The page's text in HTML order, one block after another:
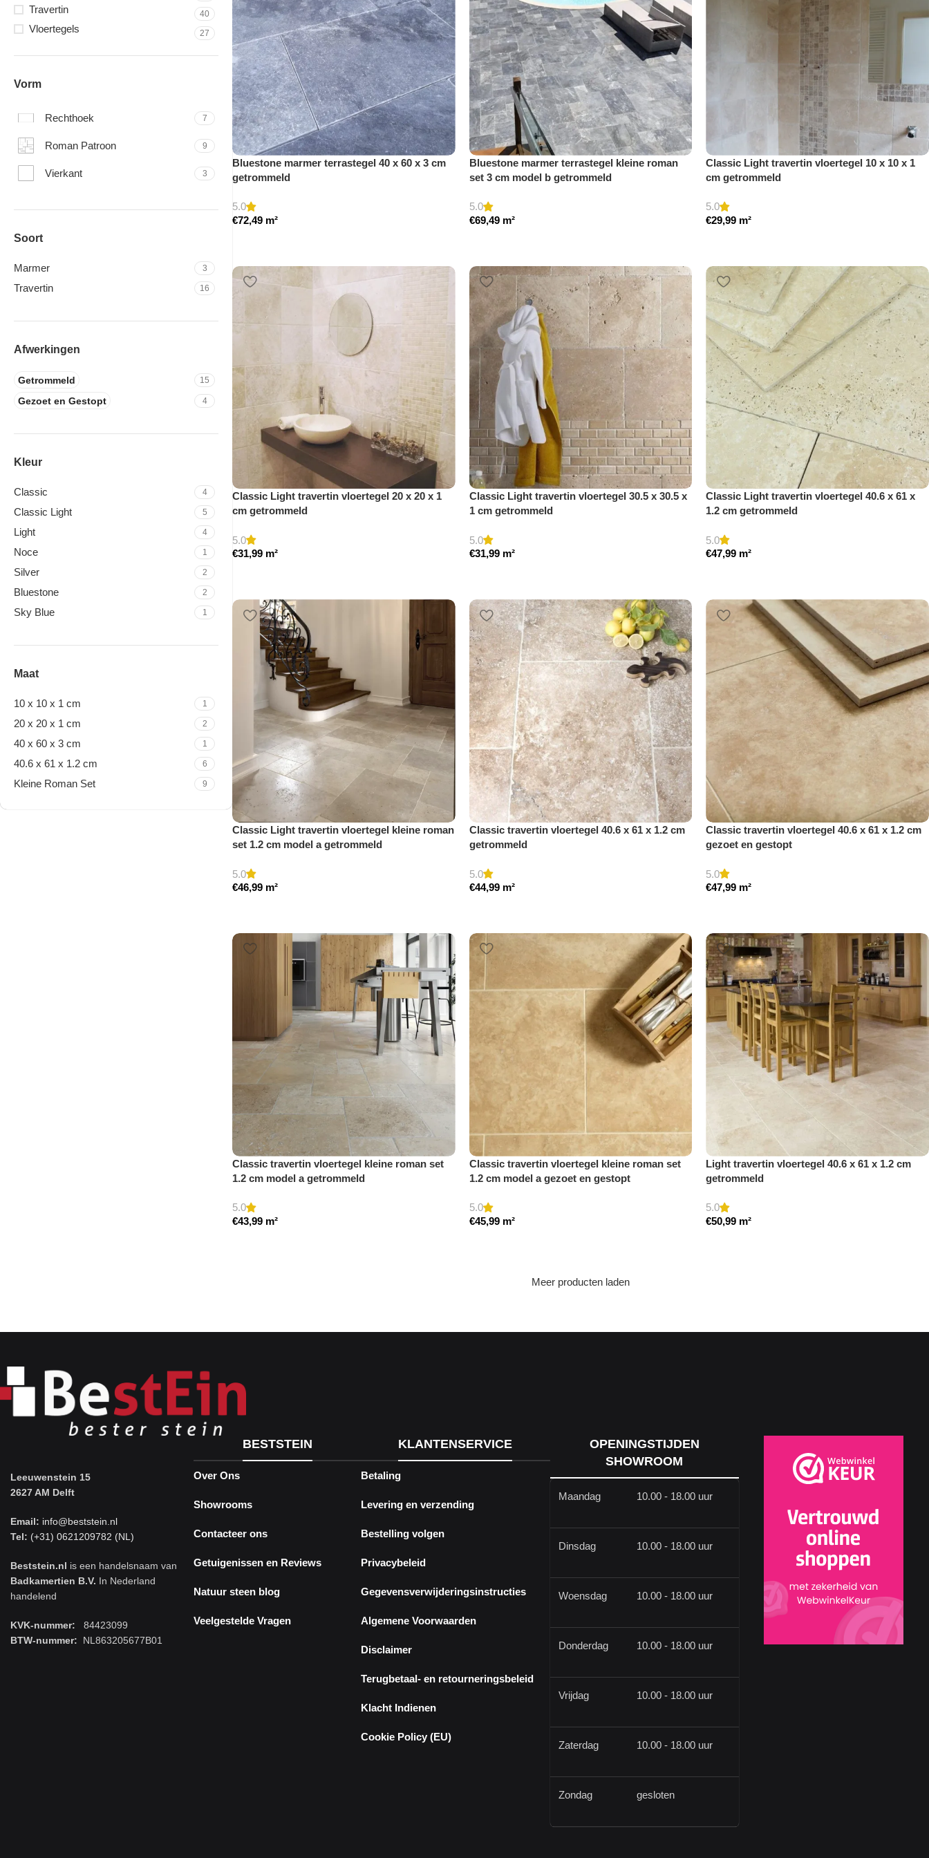
Travertin 40
Vloertegels 27
Vorm
Rechthoek 7
Roman Patroon 9
Vierkant 3
Soort
Marmer 3
Travertin 16
Afwerkingen
Getrommeld 15
Gezoet en Gestopt 4
Kleur
Classic 4
Classic Light 5
Light 4
Noce 1
Silver 2
Bluestone 2
Sky Blue 1
Maat
10 x 10 x 1 cm 1
20 x 20 x 1 cm 2
40 x 60 x 3 cm 1
40.6 x 61 x 1.2 cm 6
Kleine Roman Set 9
Bluestone marmer terrastegel 40 x 60 x 3 cm
getrommeld
5.0
€72,49 m²
Bluestone marmer terrastegel kleine roman
set 3 cm model b getrommeld
5.0
€69,49 m²
Classic Light travertin vloertegel 10 x 10 x 1
cm getrommeld
5.0
€29,99 m²
Classic Light travertin vloertegel 20 x 20 x 1
cm getrommeld
5.0
€31,99 m²
Classic Light travertin vloertegel 30.5 x 30.5 x
1 cm getrommeld
5.0
€31,99 m²
Classic Light travertin vloertegel 40.6 x 61 x
1.2 cm getrommeld
5.0
€47,99 m²
Classic Light travertin vloertegel kleine roman
set 1.2 cm model a getrommeld
5.0
€46,99 m²
Classic travertin vloertegel 40.6 x 61 x 1.2 cm
getrommeld
5.0
€44,99 m²
Classic travertin vloertegel 40.6 x 61 x 1.2 cm
gezoet en gestopt
5.0
€47,99 m²
Classic travertin vloertegel kleine roman set
1.2 cm model a getrommeld
5.0
€43,99 m²
Classic travertin vloertegel kleine roman set
1.2 cm model a gezoet en gestopt
5.0
€45,99 m²
Light travertin vloertegel 40.6 x 61 x 1.2 cm
getrommeld
5.0
€50,99 m²
Meer producten laden
Leeuwenstein 15
2627 AM Delft
Email: info@beststein.nl
Tel: (+31) 0621209782 (NL)
Beststein.nl is een handelsnaam van
Badkamertien B.V. In Nederland
handelend
KVK-nummer: 84423099
BTW-nummer: NL863205677B01
BESTSTEIN
Over Ons
Showrooms
Contacteer ons
Getuigenissen en Reviews
Natuur steen blog
Veelgestelde Vragen
KLANTENSERVICE
Betaling
Levering en verzending
Bestelling volgen
Privacybeleid
Gegevensverwijderingsinstructies
Algemene Voorwaarden
Disclaimer
Terugbetaal- en retourneringsbeleid
Klacht Indienen
Cookie Policy (EU)
OPENINGSTIJDEN
SHOWROOM
Maandag 10.00 - 18.00 uur
Dinsdag 10.00 - 18.00 uur
Woensdag 10.00 - 18.00 uur
Donderdag 10.00 - 18.00 uur
Vrijdag 10.00 - 18.00 uur
Zaterdag 10.00 - 18.00 uur
Zondag gesloten